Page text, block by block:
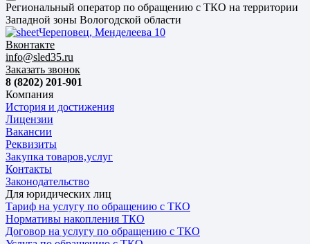
Региональный оператор по обращению с ТКО на территории
Западной зоны Вологодской области
Череповец, Менделеева 10
Вконтакте
info@sled35.ru
Заказать звонок
8 (8202) 201-901
Компания
История и достижения
Лицензии
Вакансии
Реквизиты
Закупка товаров,услуг
Контакты
Законодательство
Для юридических лиц
Тариф на услугу по обращению с ТКО
Нормативы накопления ТКО
Договор на услугу по обращению с ТКО